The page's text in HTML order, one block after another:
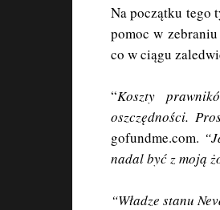
Na początku tego
pomoc w
co w ciągu
“Koszty
oszczędności.
gofundme.com.
nadal być z moją
“Władze stanu